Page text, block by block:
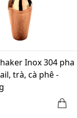
Inox 304 pha
trà, cà phê -